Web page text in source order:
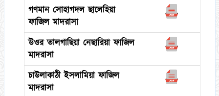
গণমান সোহাগদল ছালেহিয়া
ফাজিল মাদরাসা
উওর তালগাছিয়া নেছারিয়া ফাজিল
মাদরাসা
চাউলাকাঠী ইসলামিয়া ফাজিল
মাদরাসা